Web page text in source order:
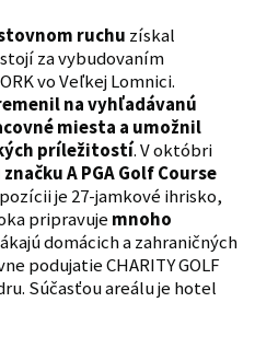
ruchu získal
za vybudovaním
vo Veľkej Lomnici.
na vyhľadávanú
miesta a umožnil
príležitostí. V októbri
A PGA Golf Course
je 27-jamkové ihrisko,
pripravuje mnoho
domácich a zahraničných
podujatie CHARITY GOLF
Súčasťou areálu je hotel